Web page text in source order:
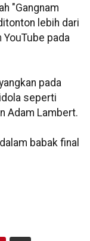
"Gangnam
lebih dari
pada
pada
seperti
Adam Lambert.
babak final